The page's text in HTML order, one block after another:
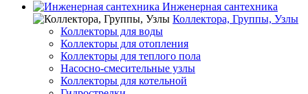
Инженерная сантехника
Коллектора, Группы, Узлы
Коллекторы для воды
Коллекторы для отопления
Коллекторы для теплого пола
Насосно-смесительные узлы
Коллекторы для котельной